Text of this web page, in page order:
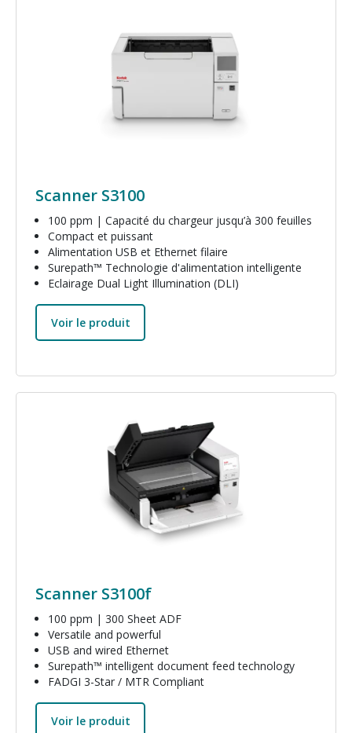
Scanner S3100
100 ppm | Capacité du chargeur jusqu’à 300 feuilles
Compact et puissant
Alimentation USB et Ethernet filaire
Surepath™ Technologie d'alimentation intelligente
Eclairage Dual Light Illumination (DLI)
Voir le produit
Scanner S3100f
100 ppm | 300 Sheet ADF
Versatile and powerful
USB and wired Ethernet
Surepath™ intelligent document feed technology
FADGI 3-Star / MTR Compliant
Voir le produit